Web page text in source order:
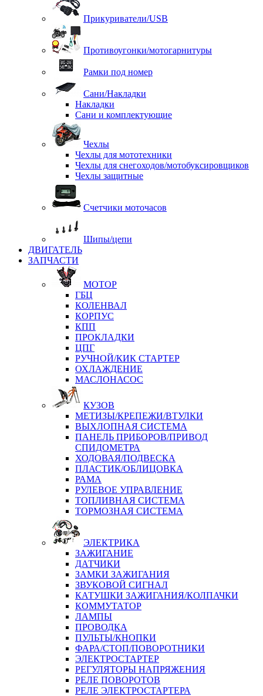
Прикуриватели/USB
Противоугонки/мотогарнитуры
Рамки под номер
Сани/Накладки
Накладки
Сани и комплектующие
Чехлы
Чехлы для мототехники
Чехлы для снегоходов/мотобуксировщиков
Чехлы защитные
Счетчики моточасов
Шипы/цепи
ДВИГАТЕЛЬ
ЗАПЧАСТИ
МОТОР
ГБЦ
КОЛЕНВАЛ
КОРПУС
КПП
ПРОКЛАДКИ
ЦПГ
РУЧНОЙ/КИК СТАРТЕР
ОХЛАЖДЕНИЕ
МАСЛОНАСОС
КУЗОВ
МЕТИЗЫ/КРЕПЕЖИ/ВТУЛКИ
ВЫХЛОПНАЯ СИСТЕМА
ПАНЕЛЬ ПРИБОРОВ/ПРИВОД
СПИДОМЕТРА
ХОДОВАЯ/ПОДВЕСКА
ПЛАСТИК/ОБЛИЦОВКА
РАМА
РУЛЕВОЕ УПРАВЛЕНИЕ
ТОПЛИВНАЯ СИСТЕМА
ТОРМОЗНАЯ СИСТЕМА
ЭЛЕКТРИКА
ЗАЖИГАНИЕ
ДАТЧИКИ
ЗАМКИ ЗАЖИГАНИЯ
ЗВУКОВОЙ СИГНАЛ
КАТУШКИ ЗАЖИГАНИЯ/КОЛПАЧКИ
КОММУТАТОР
ЛАМПЫ
ПРОВОДКА
ПУЛЬТЫ/КНОПКИ
ФАРА/СТОП/ПОВОРОТНИКИ
ЭЛЕКТРОСТАРТЕР
РЕГУЛЯТОРЫ НАПРЯЖЕНИЯ
РЕЛЕ ПОВОРОТОВ
РЕЛЕ ЭЛЕКТРОСТАРТЕРА